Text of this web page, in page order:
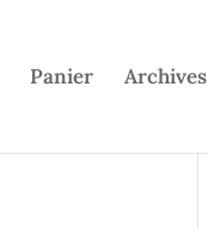
Panier Archives